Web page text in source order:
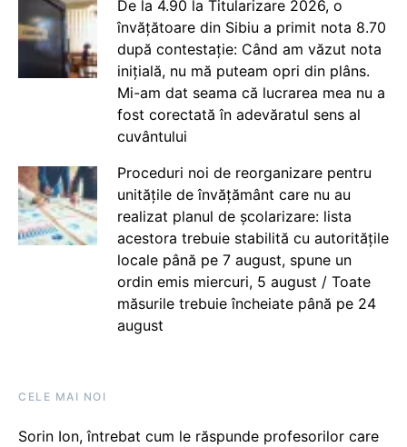
De la 4.90 la Titularizare 2026, o
învățătoare din Sibiu a primit nota 8.70
după contestație: Când am văzut nota
inițială, nu mă puteam opri din plâns.
Mi-am dat seama că lucrarea mea nu a
fost corectată în adevăratul sens al
cuvântului
Proceduri noi de reorganizare pentru
unitățile de învățământ care nu au
realizat planul de școlarizare: lista
acestora trebuie stabilită cu autoritățile
locale până pe 7 august, spune un
ordin emis miercuri, 5 august / Toate
măsurile trebuie încheiate până pe 24
august
CELE MAI NOI
Sorin Ion, întrebat cum le răspunde profesorilor care